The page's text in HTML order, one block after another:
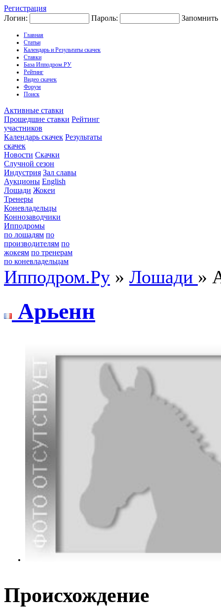
Регистрация
Логин:
Пароль: Запомнить
Главная
Статьи
Календарь и Результаты скачек
Ставки
База Ипподром.РУ
Рейтинг
Видео скачек
Форум
Поиск
Активные ставки
Прошедшие ставки Рейтинг
участников
Календарь скачек Результаты
скачек
Новости Скачки
Случной сезон
Индустрия Зал славы
Аукционы English
Лошади Жокеи
Тренеры
Коневладельцы
Коннозаводчики
Ипподромы
по лошадям по
производителям по
жокеям по тренерам
по коневладельцам
Ипподром.Ру » Лошади »
Арьeнн
Происхождение